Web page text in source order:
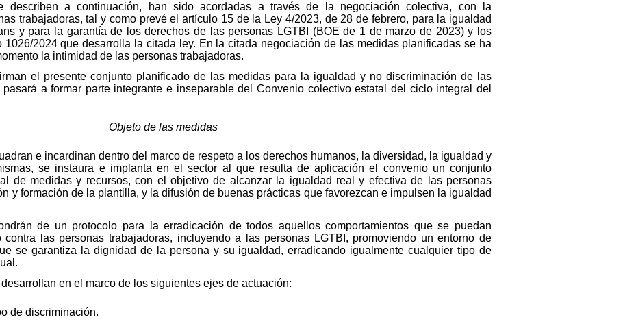
describen a continuación, han sido acordadas a través de la negociación colectiva, con la
trabajadoras, tal y como prevé el artículo 15 de la Ley 4/2023, de 28 de febrero, para la igualdad
y para la garantía de los derechos de las personas LGTBI (BOE de 1 de marzo de 2023) y los
2024 que desarrolla la citada ley. En la citada negociación de las medidas planificadas se ha
la intimidad de las personas trabajadoras.
el presente conjunto planificado de las medidas para la igualdad y no discriminación de las
a formar parte integrante e inseparable del Convenio colectivo estatal del ciclo integral del
Objeto de las medidas
e incardinan dentro del marco de respeto a los derechos humanos, la diversidad, la igualdad y
se instaura e implanta en el sector al que resulta de aplicación el convenio un conjunto
de medidas y recursos, con el objetivo de alcanzar la igualdad real y efectiva de las personas
y formación de la plantilla, y la difusión de buenas prácticas que favorezcan e impulsen la igualdad
de un protocolo para la erradicación de todos aquellos comportamientos que se puedan
las personas trabajadoras, incluyendo a las personas LGTBI, promoviendo un entorno de
se garantiza la dignidad de la persona y su igualdad, erradicando igualmente cualquier tipo de
en el marco de los siguientes ejes de actuación:
de discriminación.